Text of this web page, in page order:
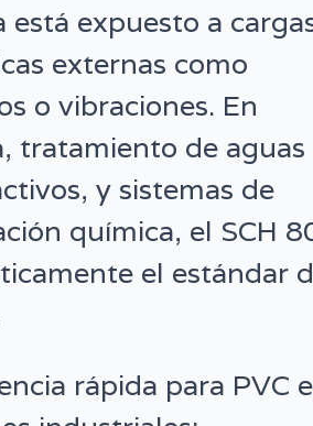
está expuesto a
externas como
o vibraciones. En
tratamiento de aguas
y sistemas de
química, el SCH
el estándar
rápida para PVC